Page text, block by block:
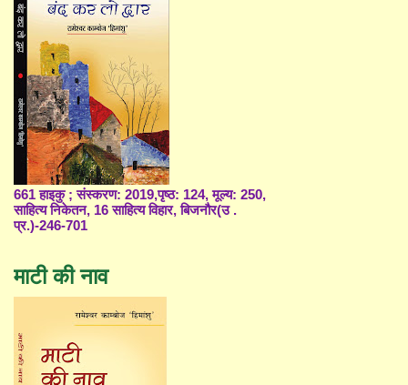
661 हाइकु ; संस्करण: 2019,पृष्ठ: 124, मूल्य: 250,
साहित्य निकेतन, 16 साहित्य विहार, बिजनौर(उ .
प्र.)-246-701
माटी की नाव